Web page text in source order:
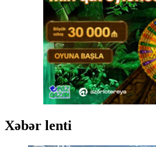
Xəbər lenti